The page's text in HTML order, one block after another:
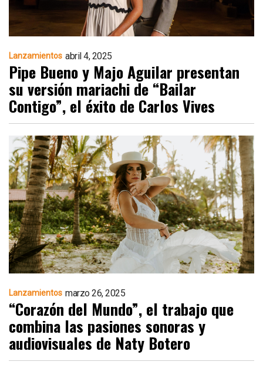
Lanzamientos abril 4, 2025
Pipe Bueno y Majo Aguilar presentan
su versión mariachi de “Bailar
Contigo”, el éxito de Carlos Vives
Lanzamientos marzo 26, 2025
“Corazón del Mundo”, el trabajo que
combina las pasiones sonoras y
audiovisuales de Naty Botero